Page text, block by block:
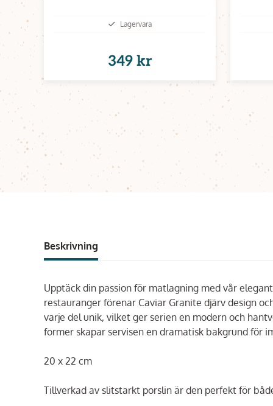
Lagervara
349 kr
Beskrivning
Upptäck din passion för matlagning med vår
restauranger förenar Caviar Granite djärv design
varje del unik, vilket ger serien en modern och
former skapar servisen en dramatisk bakgrund för
20 x 22 cm
Tillverkad av slitstarkt porslin är den perfekt för